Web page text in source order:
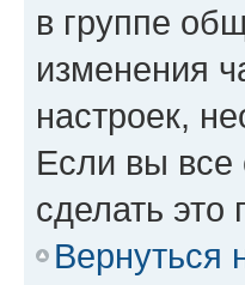
в группе
изменения
настроек,
Если вы все
сделать это
Вернуться